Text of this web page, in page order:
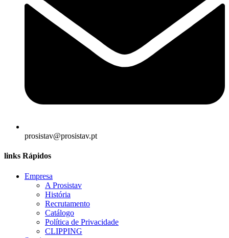
prosistav@prosistav.pt
links Rápidos
Empresa
A Prosistav
História
Recrutamento
Catálogo
Política de Privacidade
CLIPPING